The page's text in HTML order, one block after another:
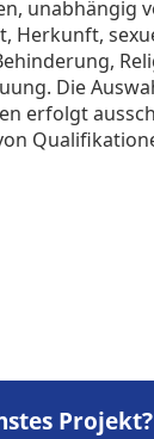
Projekt?